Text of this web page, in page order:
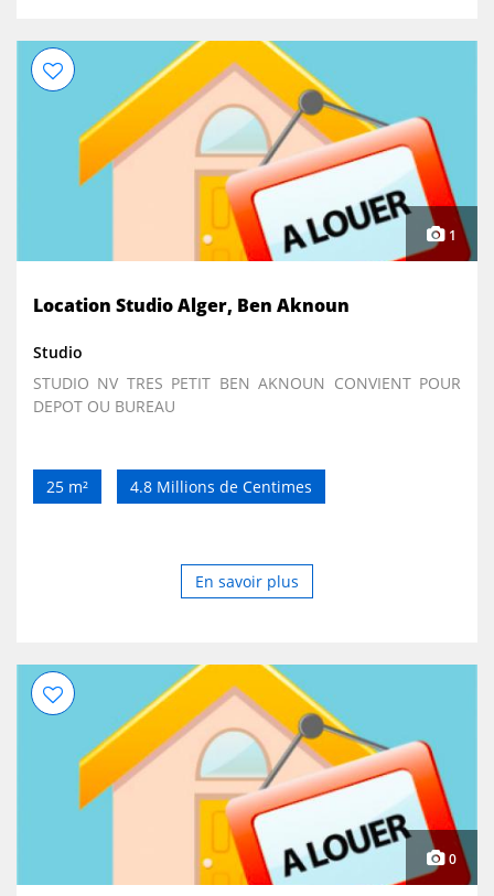
1
Location Studio Alger, Ben Aknoun
Studio
STUDIO NV TRES PETIT BEN AKNOUN CONVIENT POUR
DEPOT OU BUREAU
25 m² 4.8 Millions de Centimes
En savoir plus
0